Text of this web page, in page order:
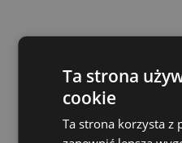
Przejdź
Ta strona
cookie
Ta strona korzysta z